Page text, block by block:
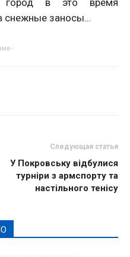
в это время
снежные заносы…
-
Следующая статья
У Покровську відбулися
турніри з армспорту та
настільного тенісу